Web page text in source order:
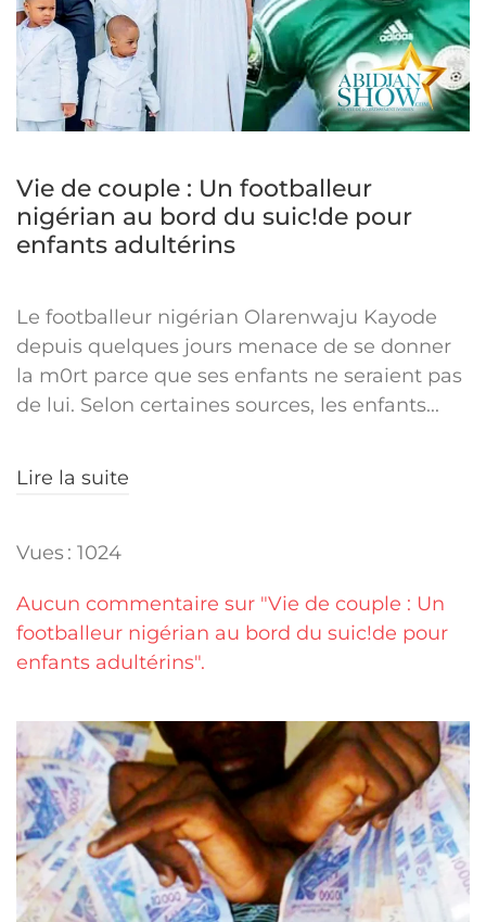
Vie de couple : Un footballeur
nigérian au bord du suic!de pour
enfants adultérins
Le footballeur nigérian Olarenwaju Kayode
depuis quelques jours menace de se donner
la m0rt parce que ses enfants ne seraient pas
de lui. Selon certaines sources, les enfants...
Lire la suite
Vues : 1024
Aucun commentaire sur "Vie de couple : Un
footballeur nigérian au bord du suic!de pour
enfants adultérins".